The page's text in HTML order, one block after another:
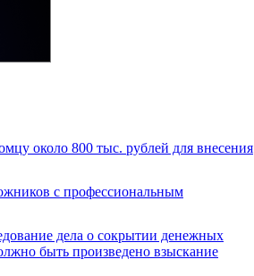
около 800 тыс. рублей для внесения
с профессиональным
дела о сокрытии денежных
быть произведено взыскание